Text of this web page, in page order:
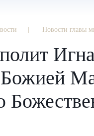
Новости главы